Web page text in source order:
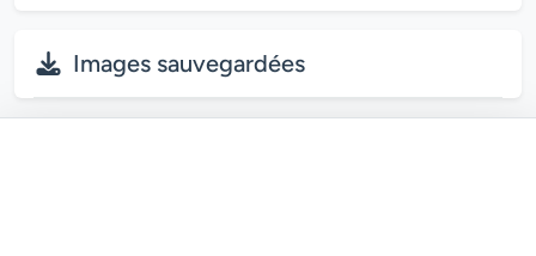
Images sauvegardées